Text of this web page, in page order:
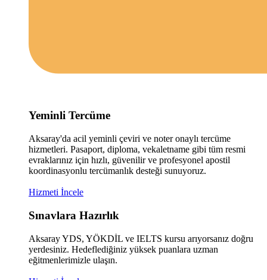
Yeminli Tercüme
Aksaray'da acil yeminli çeviri ve noter onaylı tercüme
hizmetleri. Pasaport, diploma, vekaletname gibi tüm resmi
evraklarınız için hızlı, güvenilir ve profesyonel apostil
koordinasyonlu tercümanlık desteği sunuyoruz.
Hizmeti İncele
Sınavlara Hazırlık
Aksaray YDS, YÖKDİL ve IELTS kursu arıyorsanız doğru
yerdesiniz. Hedeflediğiniz yüksek puanlara uzman
eğitmenlerimizle ulaşın.